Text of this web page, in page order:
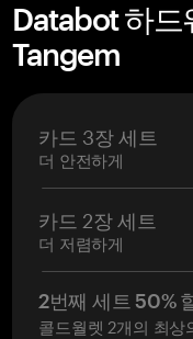
Databot 하
Tangem
카드 3장 세트
더 안전하게
카드 2장 세트
더 저렴하게
2번째 세트 50%
콜드월렛 2개의 최상